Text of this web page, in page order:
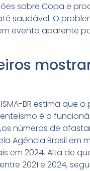
sobre Copa e
saudável. O
evento aparente
BR estima que
é o
números de
Agência Brasil em
em 2024. Alta de
2021 e 2024,